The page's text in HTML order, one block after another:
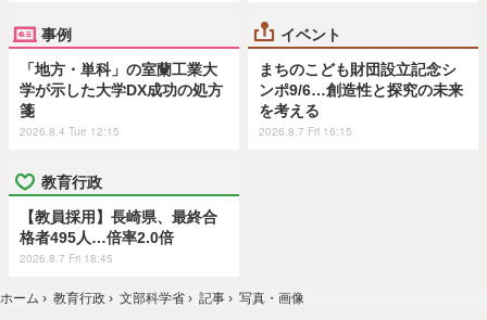
事例
「地方・単科」の室蘭工業大
学が示した大学DX成功の処方
箋
2026.8.4 Tue 12:15
イベント
まちのこども財団設立記念シ
ンポ9/6…創造性と探究の未来
を考える
2026.8.7 Fri 16:15
教育行政
【教員採用】長崎県、最終合
格者495人…倍率2.0倍
2026.8.7 Fri 18:45
ホーム › 教育行政 › 文部科学省 › 記事 › 写真・画像